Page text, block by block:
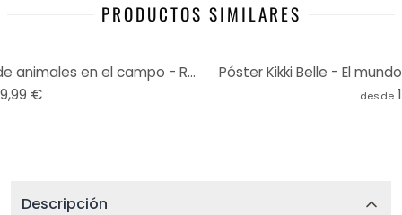
PRODUCTOS SIMILARES
Póster Kikki Belle - Aventuras de animales en el campo - Redondo
€
Póster Kikki Belle - El
desde
Descripción